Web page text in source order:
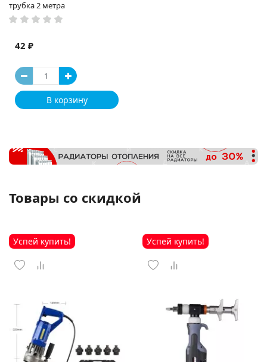
трубка 2 метра
42 ₽
В корзину
Товары со скидкой
Успей купить! Успей купить!